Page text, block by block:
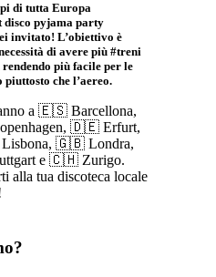
di tutta Europa
disco pyjama party
invitato! L’obiettivo è
di avere più #treni
più facile per le
che l’aereo.
a 🇪🇸 Barcellona,
🇩🇪 Erfurt,
🇬🇧 Londra,
e 🇨🇭 Zurigo.
alla tua discoteca locale